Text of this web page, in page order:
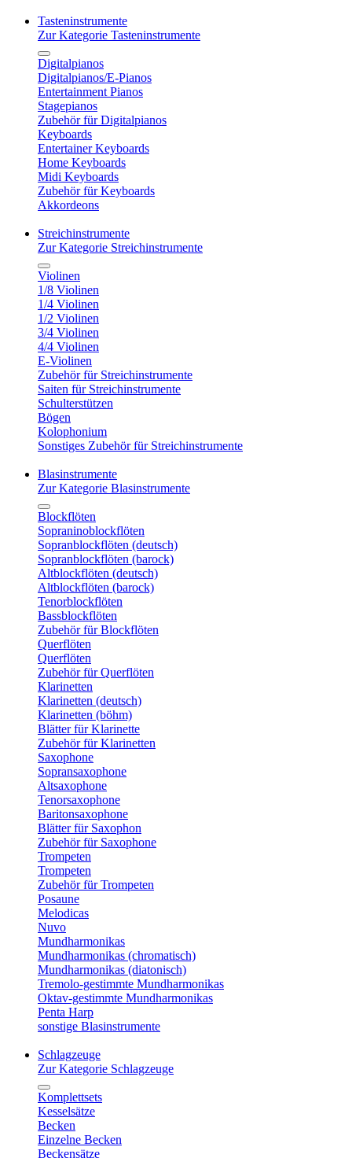
Tasteninstrumente
Zur Kategorie Tasteninstrumente
Digitalpianos
Digitalpianos/E-Pianos
Entertainment Pianos
Stagepianos
Zubehör für Digitalpianos
Keyboards
Entertainer Keyboards
Home Keyboards
Midi Keyboards
Zubehör für Keyboards
Akkordeons
Streichinstrumente
Zur Kategorie Streichinstrumente
Violinen
1/8 Violinen
1/4 Violinen
1/2 Violinen
3/4 Violinen
4/4 Violinen
E-Violinen
Zubehör für Streichinstrumente
Saiten für Streichinstrumente
Schulterstützen
Bögen
Kolophonium
Sonstiges Zubehör für Streichinstrumente
Blasinstrumente
Zur Kategorie Blasinstrumente
Blockflöten
Sopraninoblockflöten
Sopranblockflöten (deutsch)
Sopranblockflöten (barock)
Altblockflöten (deutsch)
Altblockflöten (barock)
Tenorblockflöten
Bassblockflöten
Zubehör für Blockflöten
Querflöten
Querflöten
Zubehör für Querflöten
Klarinetten
Klarinetten (deutsch)
Klarinetten (böhm)
Blätter für Klarinette
Zubehör für Klarinetten
Saxophone
Sopransaxophone
Altsaxophone
Tenorsaxophone
Baritonsaxophone
Blätter für Saxophon
Zubehör für Saxophone
Trompeten
Trompeten
Zubehör für Trompeten
Posaune
Melodicas
Nuvo
Mundharmonikas
Mundharmonikas (chromatisch)
Mundharmonikas (diatonisch)
Tremolo-gestimmte Mundharmonikas
Oktav-gestimmte Mundharmonikas
Penta Harp
sonstige Blasinstrumente
Schlagzeuge
Zur Kategorie Schlagzeuge
Komplettsets
Kesselsätze
Becken
Einzelne Becken
Beckensätze